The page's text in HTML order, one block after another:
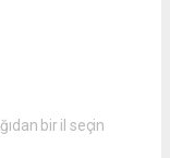
bir il seçin